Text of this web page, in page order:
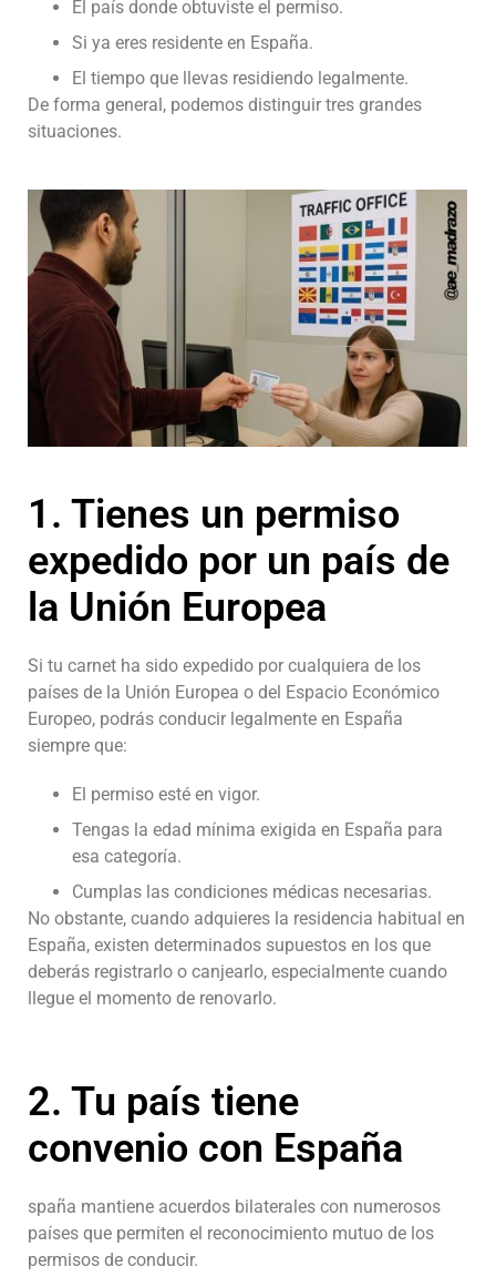
El país donde obtuviste el permiso.
Si ya eres residente en España.
El tiempo que llevas residiendo legalmente.
De forma general, podemos distinguir tres grandes
situaciones.
1. Tienes un permiso
expedido por un país de
la Unión Europea
Si tu carnet ha sido expedido por cualquiera de los
países de la Unión Europea o del Espacio Económico
Europeo, podrás conducir legalmente en España
siempre que:
El permiso esté en vigor.
Tengas la edad mínima exigida en España para
esa categoría.
Cumplas las condiciones médicas necesarias.
No obstante, cuando adquieres la residencia habitual en
España, existen determinados supuestos en los que
deberás registrarlo o canjearlo, especialmente cuando
llegue el momento de renovarlo.
2. Tu país tiene
convenio con España
spaña mantiene acuerdos bilaterales con numerosos
países que permiten el reconocimiento mutuo de los
permisos de conducir.